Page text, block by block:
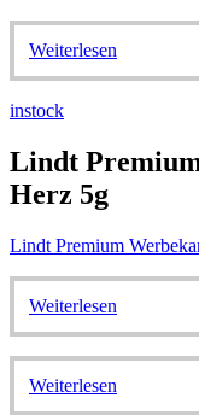
Weiterlesen
instock
Lindt
Herz 5g
Lindt Premium
Weiterlesen
Weiterlesen